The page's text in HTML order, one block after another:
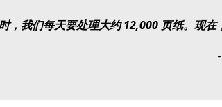
，我们每天要处理大约 12,000 页纸。现